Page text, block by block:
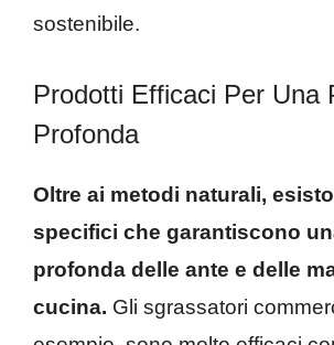
sostenibile.
Prodotti Efficaci Per Una
Profonda
Oltre ai metodi naturali,
specifici che garantiscono
profonda delle ante e delle
cucina. Gli sgrassatori